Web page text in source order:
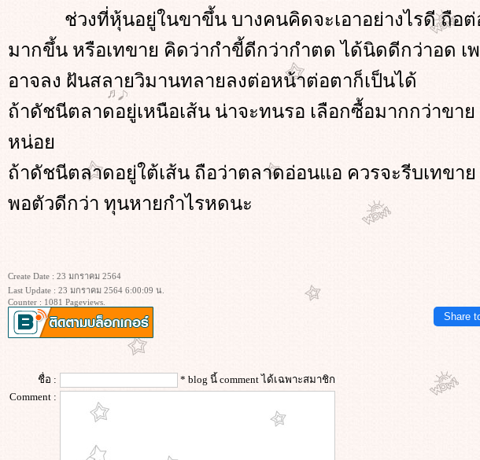
ช่วงที่หุ้นอยู่ในขาขึ้น บางคนคิดจะเอาอย่างไรดี ถือต่
มากขึ้น หรือเทขาย คิดว่ากำขี้ดีกว่ากำตด ได้นิดดีกว่าอด เ
อาจลง ฝันสลายวิมานทลายลงต่อหน้าต่อตาก็เป็นได้
ถ้าดัชนีตลาดอยู่เหนือเส้น น่าจะทนรอ เลือกซื้อมากกว่าขา
หน่อ
ถ้าดัชนีตลาดอยู่ใต้เส้น ถือว่าตลาดอ่อนแอ ควรจะรีบเทขาย
พอตัวดีกว่า ทุนหายกำไรหดนะ
Create Date : 23 มกราคม 2564
Last Update : 23 มกราคม 2564 6:00:09 น.
Counter : 1081 Pageviews.
Share
ชื่อ :
* blog นี้ comment ได้เฉพาะสมาชิก
Comment :